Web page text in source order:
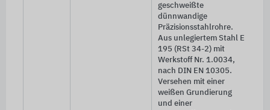
geschweißte
dünnwandige
Präzisionsstahlrohre.
Aus unlegiertem Stahl E
195 (RSt 34-2) mit
Werkstoff Nr. 1.0034,
nach DIN EN 10305.
Versehen mit einer
weißen Grundierung
und einer